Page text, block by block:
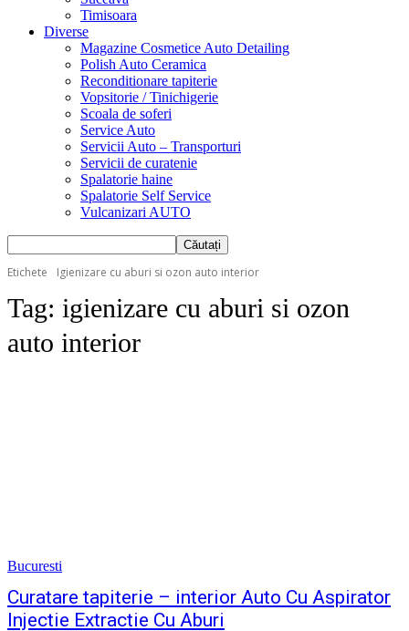
Timisoara
Diverse
Magazine Cosmetice Auto Detailing
Polish Auto Ceramica
Reconditionare tapiterie
Vopsitorie / Tinichigerie
Scoala de soferi
Service Auto
Servicii Auto – Transporturi
Servicii de curatenie
Spalatorie haine
Spalatorie Self Service
Vulcanizari AUTO
Etichete Igienizare cu aburi si ozon auto interior
Tag: igienizare cu aburi si ozon
auto interior
Bucuresti
Curatare tapiterie – interior Auto Cu Aspirator
Injectie Extractie Cu Aburi